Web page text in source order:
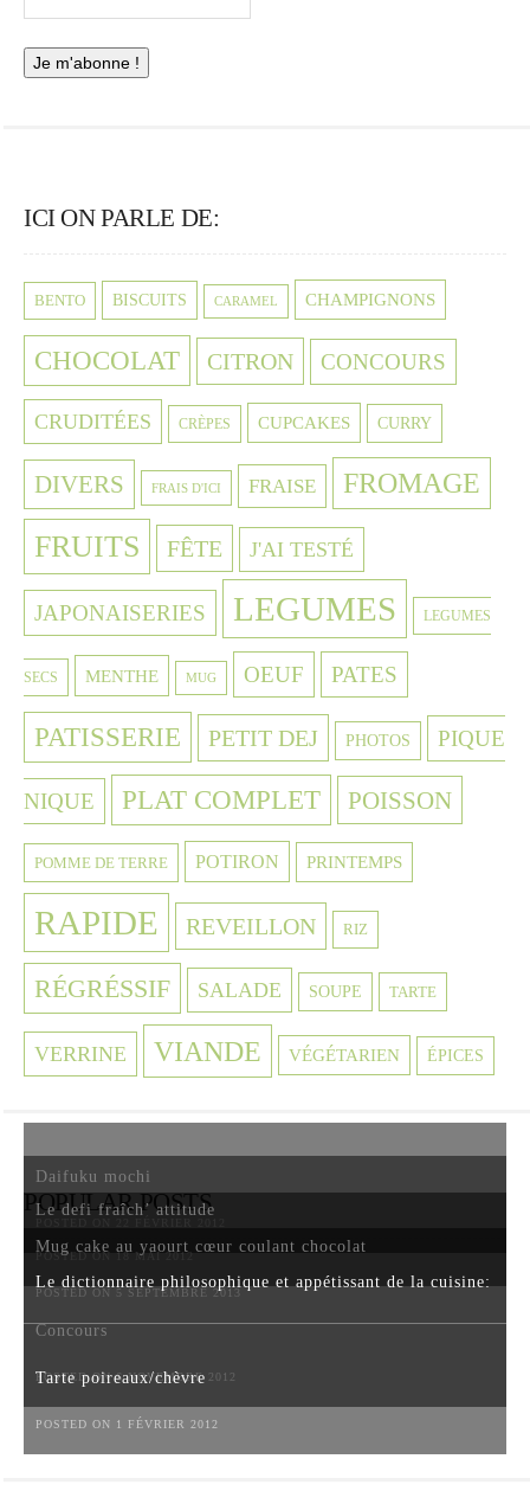
ICI ON PARLE DE:
BENTO BISCUITS CARAMEL CHAMPIGNONS
CHOCOLAT CITRON CONCOURS
CRUDITÉES CRÈPES CUPCAKES CURRY
DIVERS FRAIS D'ICI FRAISE FROMAGE
FRUITS FÊTE J'AI TESTÉ
JAPONAISERIES LEGUMES LEGUMES
SECS MENTHE MUG OEUF PATES
PATISSERIE PETIT DEJ PHOTOS PIQUE
NIQUE PLAT COMPLET POISSON
POMME DE TERRE POTIRON PRINTEMPS
RAPIDE REVEILLON RIZ
RÉGRÉSSIF SALADE SOUPE TARTE
VERRINE VIANDE VÉGÉTARIEN ÉPICES
POPULAR POSTS
Daifuku mochi
Le defi fraîch’ attitude
POSTED ON 18 MAI 2012
Mug cake au yaourt cœur coulant chocolat
POSTED ON 5 SEPTEMBRE 2013
Le dictionnaire philosophique et appétissant de la cuisine:
Concours
POSTED ON 6 NOVEMBRE 2012
Tarte poireaux/chèvre
POSTED ON 1 FÉVRIER 2012